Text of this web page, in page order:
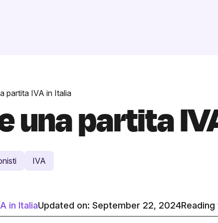
partita IVA in Italia
una partita
IVA
in ItaliaUpdated on: September 22, 2024